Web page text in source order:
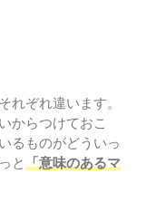
れぞれ違います。
からつけておこ
るものがどういっ
と
「意味のあるマ